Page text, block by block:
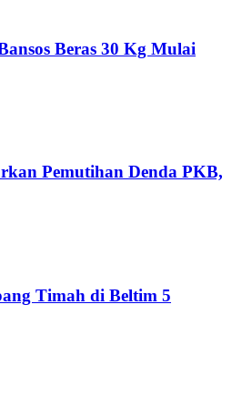
Beras 30 Kg Mulai
Pemutihan Denda PKB,
Timah di Beltim 5